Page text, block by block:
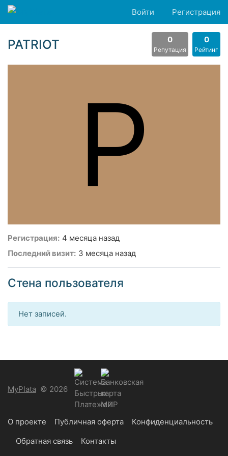
Войти Регистрация
PATRIOT 0
Репутация
0
Рейтинг
P
Регистрация: 4 месяца назад
Последний визит: 3 месяца назад
Стена пользователя
Нет записей.
MyPlata © 2026
О проекте Публичная оферта
Конфиденциальность
Обратная связь
Контакты